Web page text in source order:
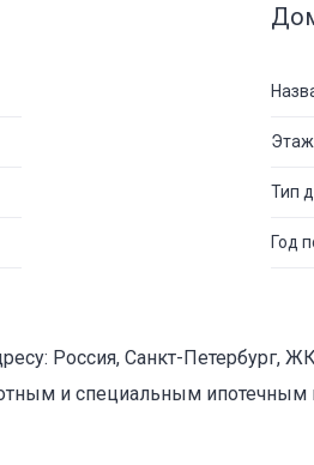
Тип
Год
Россия, Санкт-Петербург,
и специальным ипотечным